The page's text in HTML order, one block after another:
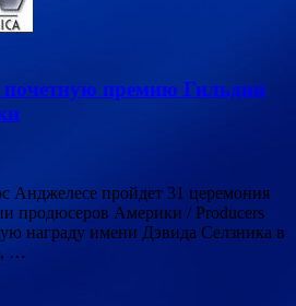
премию Гильдии
Анджелесе пройдет 31 церемония
продюсеров Америки / Producers
награду имени Дэвида Селзника в
…